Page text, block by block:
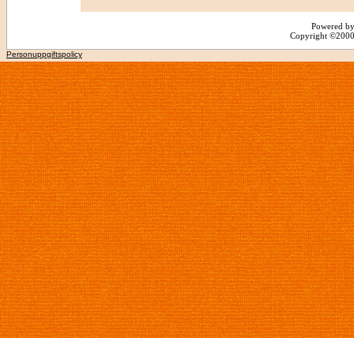
Powered
Copyright
Personuppgiftspolicy